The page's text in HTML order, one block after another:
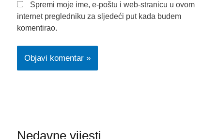
Spremi moje ime, e-poštu i web-stranicu u ovom
internet pregledniku za sljedeći put kada budem
komentirao.
Nedavne vijesti